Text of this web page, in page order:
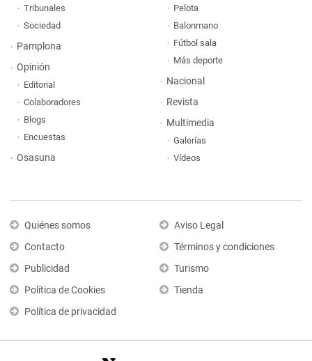
Tribunales
Sociedad
Pamplona
Opinión
Editorial
Colaboradores
Blogs
Encuestas
Osasuna
Pelota
Balonmano
Fútbol sala
Más deporte
Nacional
Revista
Multimedia
Galerías
Vídeos
Quiénes somos
Contacto
Publicidad
Política de Cookies
Política de privacidad
Aviso Legal
Términos y condiciones
Turismo
Tienda